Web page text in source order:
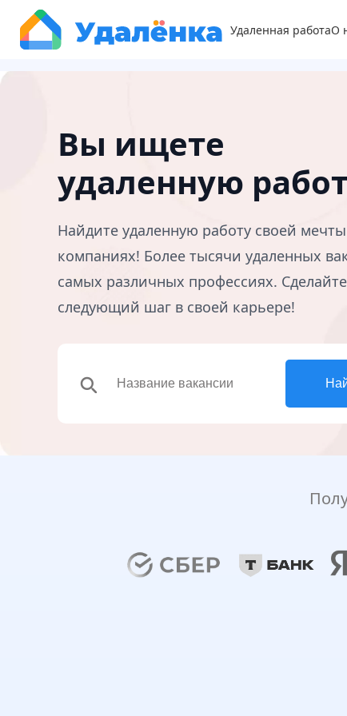
Удаленная работаО
Вы ищете
удаленную
Найдите удаленную работу своей
компаниях! Более тысячи удаленных
самых различных профессиях. Сделайте
следующий шаг в своей карьере!
search